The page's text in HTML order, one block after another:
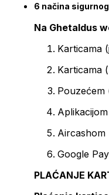
6 načina
Na Ghetaldus
Karticama
Karticama
Pouzećem
Aircashom
Google
PLAĆANJE